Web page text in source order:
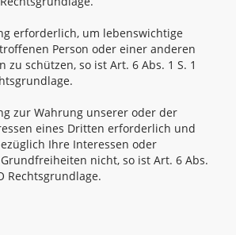
erforderlich, um lebenswichtige
Person oder einer anderen
zu schützen, so ist Art. 6 Abs. 1 S. 1
zur Wahrung unserer oder der
eines Dritten erforderlich und
Ihre Interessen oder
nicht, so ist Art. 6 Abs.
Rechtsgrundlage.